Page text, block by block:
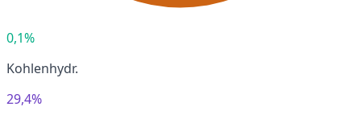
0,1%
Kohlenhydr.
29,4%